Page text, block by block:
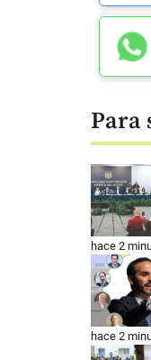
Para
hace 2
hace 2